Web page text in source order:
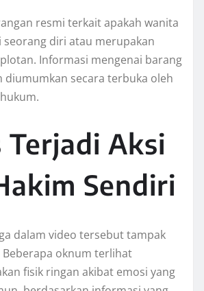
resmi terkait apakah wanita
diri atau merupakan
Informasi mengenai barang
diumumkan secara terbuka oleh
Terjadi Aksi
Sendiri
dalam video tersebut tampak
oknum terlihat
fisik ringan akibat emosi yang